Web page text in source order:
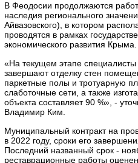
В Феодосии продолжаются
наследия регионального
Айвазовского), в котором
проводятся в рамках
экономического развития Крыма.
«На текущем этапе специалисты
завершают отделку стен
паркетные полы и тротуарную
слаботочные сети, а также
объекта составляет 90 %», -
Владимир Ким.
Муниципальный контракт на
в 2022 году, сроки его
Последний названный срок -
реставрационные работы